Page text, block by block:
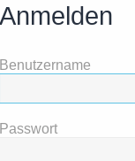
Anmelden
Benutzername
Passwort